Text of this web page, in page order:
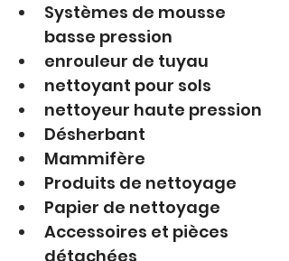
Systèmes de mousse
basse pression
enrouleur de tuyau
nettoyant pour sols
nettoyeur haute pression
Désherbant
Mammifère
Produits de nettoyage
Papier de nettoyage
Accessoires et pièces
détachées